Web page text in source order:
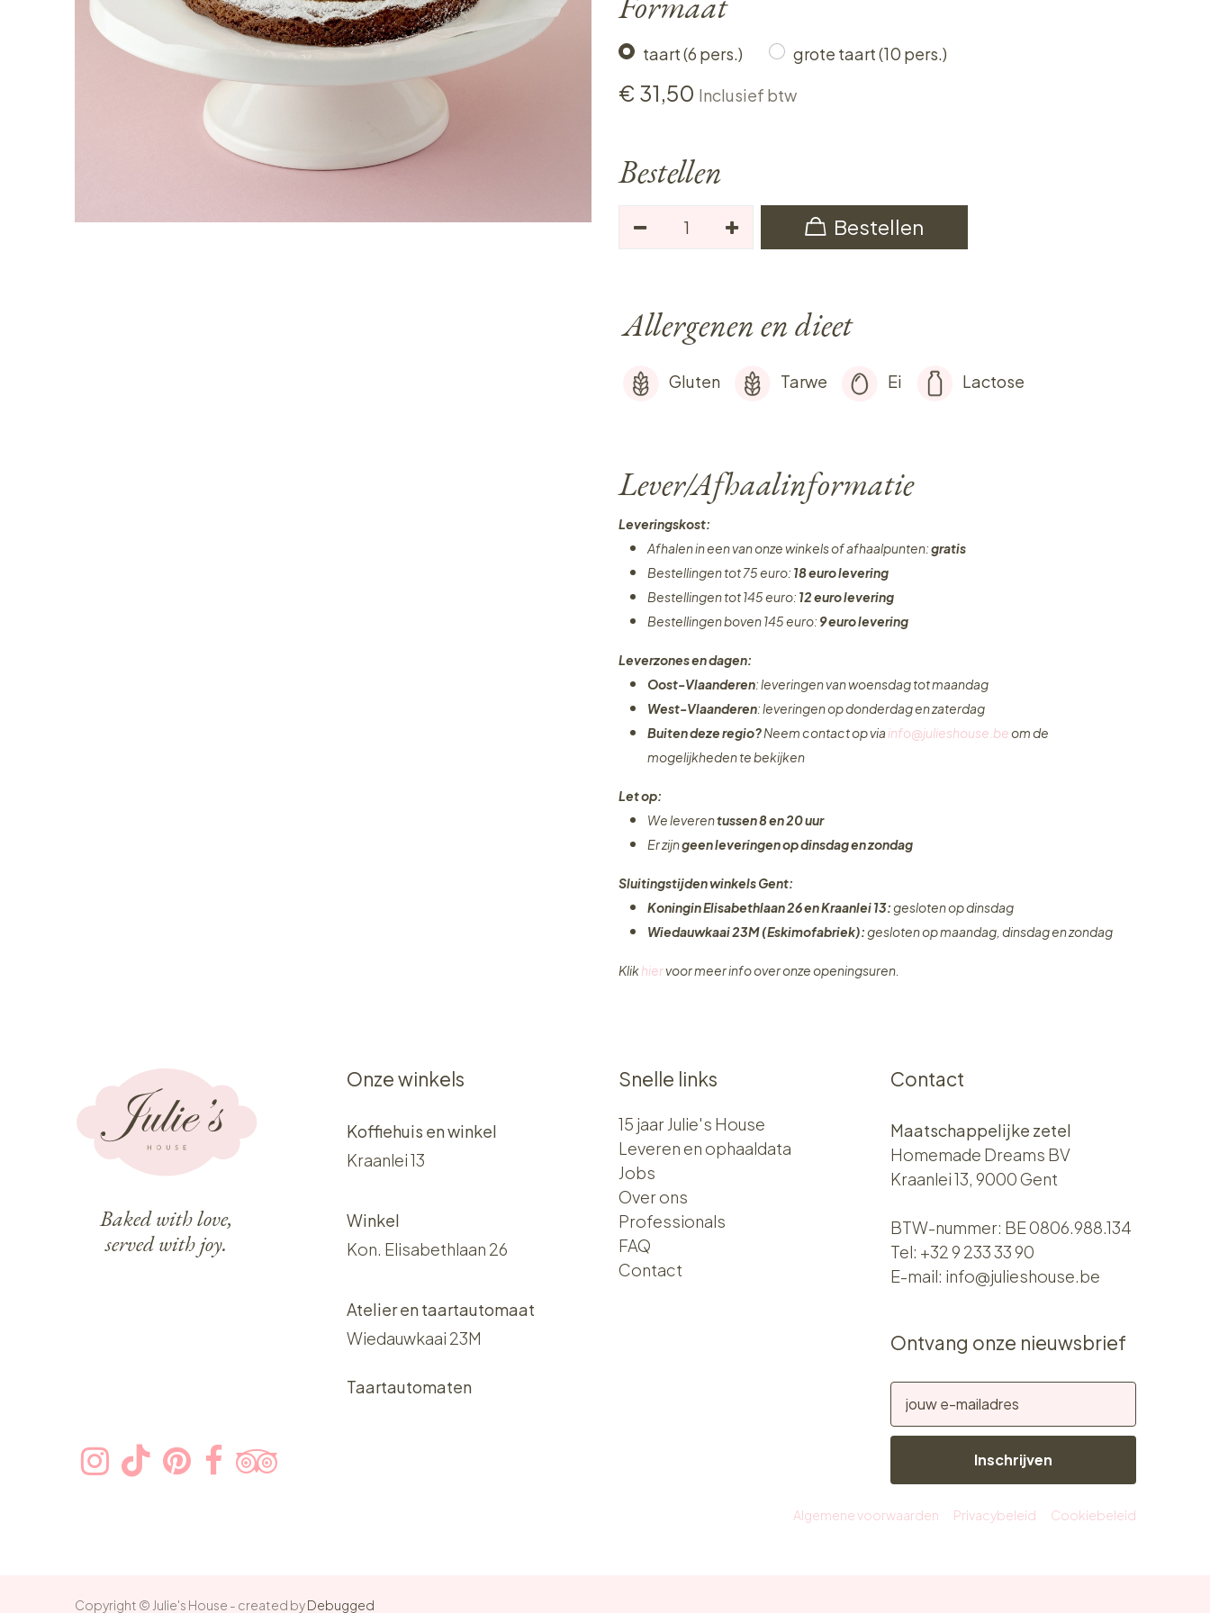
taart (6 pers.) grote taart (10 pers.)
€ 31,50 Inclusief btw
Bestellen
Bestellen
Allergenen en dieet
Gluten Tarwe Ei Lactose
Lever/Afhaalinformatie
Leveringskost:
Afhalen in een van onze winkels of afhaalpunten:gratis
Bestellingen tot 75 euro: 18 euro levering
Bestellingen tot 145 euro: 12 euro levering
Bestellingen boven 145 euro: 9 euro levering
Leverzones en dagen:
Oost-Vlaanderen: leveringen van woensdag tot maandag
West-Vlaanderen: leveringen op donderdag en zaterdag
Buiten deze regio?Neem contact op via info@julieshouse.beom de
mogelijkheden te bekijken
Let op:
We leverentussen 8 en 20 uur
Er zijngeen leveringenop dinsdag en zondag
Sluitingstijden winkels Gent:
Koningin Elisabethlaan 26 en Kraanlei 13:gesloten op dinsdag
Wiedauwkaai 23M (Eskimofabriek):gesloten op maandag, dinsdag en zondag
Klikhiervoor meer info over onze openingsuren.
Baked with love,
served with joy.
Onze winkels
Koffiehuis en winkel
Kraanlei 13
Winkel
Kon. Elisabethlaan 26
Atelier en taartautomaat
Wiedauwkaai 23M
Taartautomaten
Snelle links
15 jaar Julie's House
Leveren en ophaaldata
Jobs
Over ons​​
Professionals
FAQ
Contact
Contact
Maatschappelijke zetel
Homemade Dreams BV
Kraanlei 13, 9000 Gent
BTW-nummer: BE 0806.988.134
Tel: +32 9 233 33 90
E-mail: info@julieshouse.be
Ontvang onze nieuwsbrief
Inschrijven
Algemene voorwaarden Privacybeleid Cookiebeleid
Copyright © Julie's House - created byDebugged